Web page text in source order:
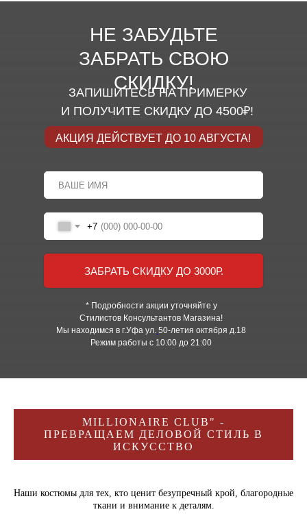
НЕ ЗАБУДЬТЕ
ЗАБРАТЬ СВОЮ
СКИДКУ!
ЗАПИШИТЕСЬ НА ПРИМЕРКУ
И ПОЛУЧИТЕ СКИДКУ ДО 4500₽!
АКЦИЯ ДЕЙСТВУЕТ ДО 10 АВГУСТА!
* Подробности акции уточняйте у
Стилистов Консультантов Магазина!
Мы находимся в г.Уфа ул. 50-летия октября д.18
Режим работы с 10:00 до 21:00
+7
ЗАБРАТЬ СКИДКУ ДО 3000Р.
MILLIONAIRE CLUB" -
ПРЕВРАЩАЕМ ДЕЛОВОЙ СТИЛЬ В
ИСКУССТВО
Наши костюмы для тех, кто ценит безупречный крой, благородные
ткани и внимание к деталям.